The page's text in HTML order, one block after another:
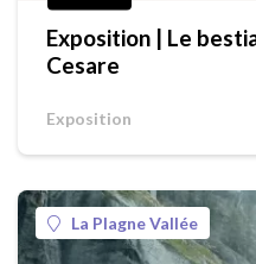
Exposition | Le
Cesare
Exposition
La Plagne Vallée